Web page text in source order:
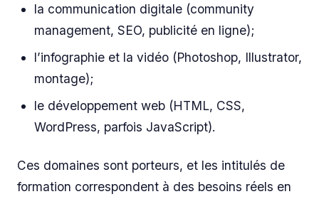
la communication digitale (community
management, SEO, publicité en ligne);
l’infographie et la vidéo (Photoshop, Illustrator,
montage);
le développement web (HTML, CSS,
WordPress, parfois JavaScript).
Ces domaines sont porteurs, et les intitulés de
formation correspondent à des besoins réels en